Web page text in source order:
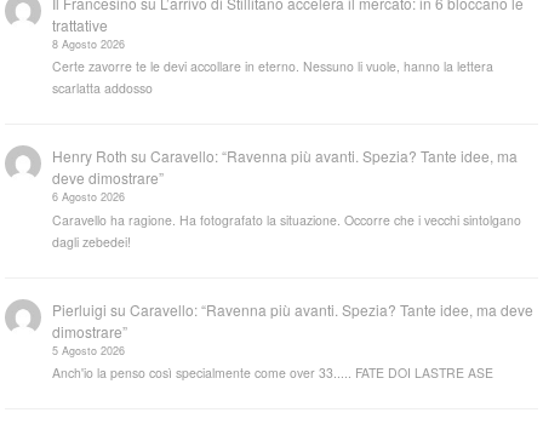
trattative
8 Agosto 2026
Certe zavorre te le devi accollare in eterno. Nessuno li vuole, hanno la lettera
scarlatta addosso
Henry Roth suCaravello: “Ravenna più avanti. Spezia? Tante idee, ma
deve dimostrare”
6 Agosto 2026
Caravello ha ragione. Ha fotografato la situazione. Occorre che i vecchi sintolgano
dagli zebedei!
Pierluigi suCaravello: “Ravenna più avanti. Spezia? Tante idee, ma deve
dimostrare”
5 Agosto 2026
Anch'io la penso così specialmente come over 33..... FATE DOI LASTRE ASE